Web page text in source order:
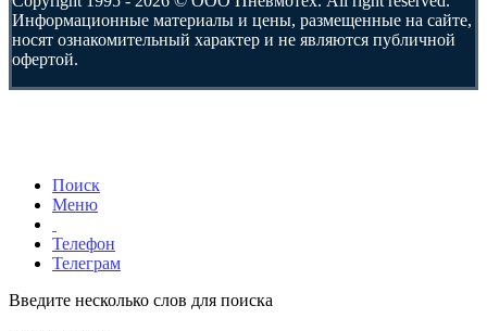
Информационные материалы и цены, размещенные на сайте,
носят ознакомительный характер и не являются публичной
офертой.
Поиск
Меню
Телефон
Телеграм
Введите несколько слов для поиска